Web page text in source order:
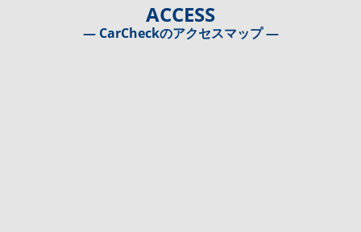
ACCESS
― CarCheckのアクセスマップ ―